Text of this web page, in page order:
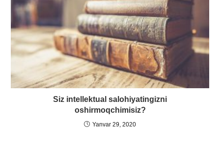
Siz intellektual salohiyatingizni
oshirmoqchimisiz?
Yanvar 29, 2020